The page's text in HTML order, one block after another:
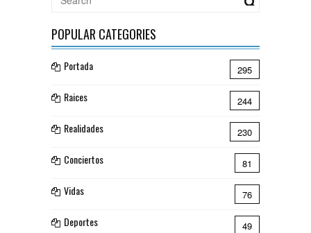
POPULAR CATEGORIES
Portada 295
Raices 244
Realidades 230
Conciertos 81
Vidas 76
Deportes 49